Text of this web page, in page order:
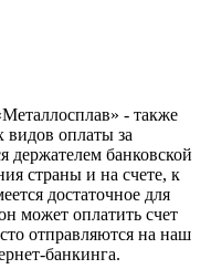
- также
видов оплаты за
держателем банковской
страны и на счете, к
достаточное для
может оплатить счет
отправляются на наш
банкинга.